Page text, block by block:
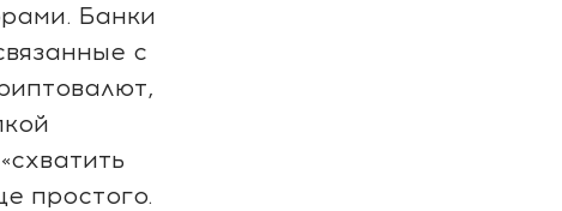
Банки
с
простого.